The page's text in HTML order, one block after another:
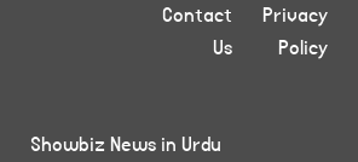
Privacy
Policy
Contact
Us
Showbiz News in Urdu